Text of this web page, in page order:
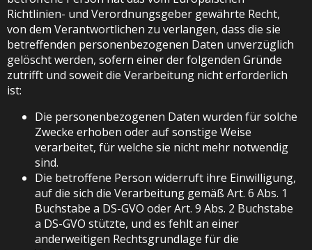
Richtlinien- und Verordnungsgeber gewährte Recht,
von dem Verantwortlichen zu verlangen, dass die sie
betreffenden personenbezogenen Daten unverzüglich
gelöscht werden, sofern einer der folgenden Gründe
zutrifft und soweit die Verarbeitung nicht erforderlich
ist:
Die personenbezogenen Daten wurden für solche
Zwecke erhoben oder auf sonstige Weise
verarbeitet, für welche sie nicht mehr notwendig
sind.
Die betroffene Person widerruft ihre Einwilligung,
auf die sich die Verarbeitung gemäß Art. 6 Abs. 1
Buchstabe a DS-GVO oder Art. 9 Abs. 2 Buchstabe
a DS-GVO stützte, und es fehlt an einer
anderweitigen Rechtsgrundlage für die